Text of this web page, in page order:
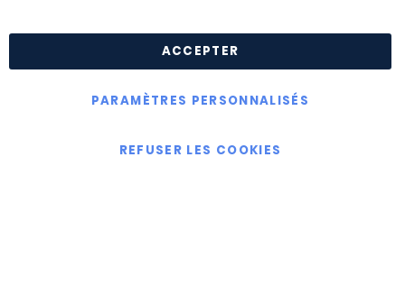
ACCEPTER
PARAMÈTRES PERSONNALISÉS
REFUSER LES COOKIES